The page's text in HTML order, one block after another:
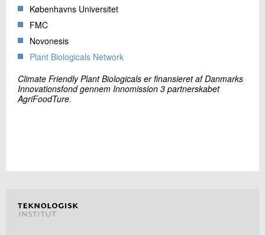
Københavns Universitet
FMC
Novonesis
Plant Biologicals Network
Climate Friendly Plant Biologicals er finansieret af Danmarks
Innovationsfond gennem Innomission 3 partnerskabet
AgriFoodTure.